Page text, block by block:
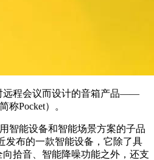
远程会议而设计的音箱产品——
称Pocket）。
智能设备和智能场景方案的子品
发布的一款智能设备，它除了具
拾音、智能降噪功能之外，还支